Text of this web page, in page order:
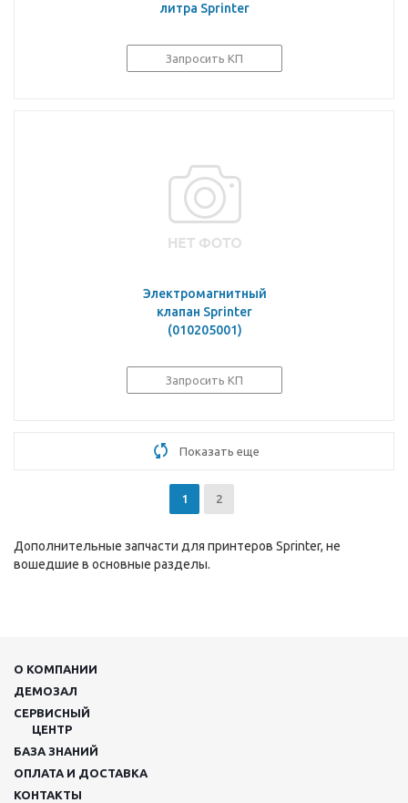
литра Sprinter
Запросить КП
Электромагнитный
клапан Sprinter
(010205001)
Запросить КП
Показать еще
1 2
Дополнительные запчасти для принтеров Sprinter, не
вошедшие в основные разделы.
О КОМПАНИИ
ДЕМОЗАЛ
СЕРВИСНЫЙ
ЦЕНТР
БАЗА ЗНАНИЙ
ОПЛАТА И ДОСТАВКА
КОНТАКТЫ